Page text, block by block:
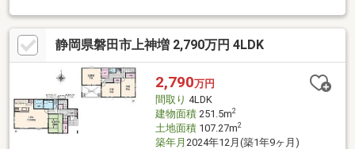
静岡県磐田市上神増 2,790万円 4LDK
2,790万円
間取り 4LDK
建物面積251.5m2
土地面積107.27m2
築年月 2024年12月(築1年9ヶ月)